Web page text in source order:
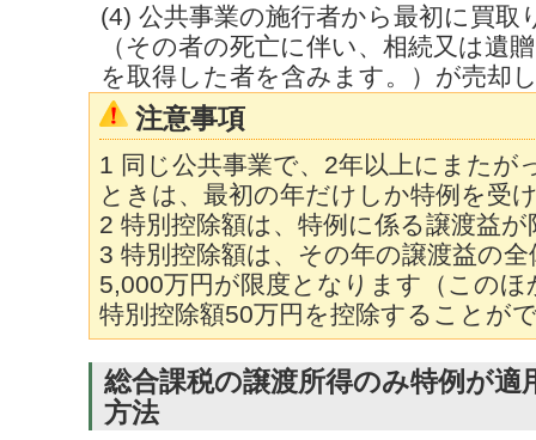
(4) 公共事業の施行者から最初に買取
（その者の死亡に伴い、相続又は遺
を取得した者を含みます。）が売却
注意事項
1 同じ公共事業で、2年以上にまたが
ときは、最初の年だけしか特例を受
2 特別控除額は、特例に係る譲渡益
3 特別控除額は、その年の譲渡益の
5,000万円が限度となります（このほ
特別控除額50万円を控除することが
総合課税の譲渡所得のみ特例が適
方法